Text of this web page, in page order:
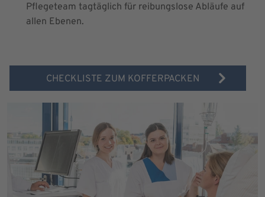
Pflegeteam tagtäglich für reibungslose Abläufe auf
allen Ebenen.
CHECKLISTE ZUM KOFFERPACKEN